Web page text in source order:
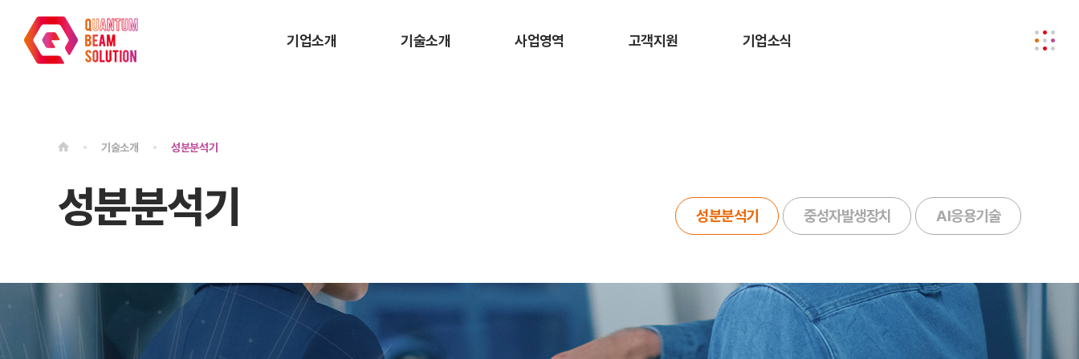
기업소개 기술소개 사업영역 고객지원 기업소식
기술소개 성분분석기
성분분석기 성분분석기 중성자발생장치 AI응용기술